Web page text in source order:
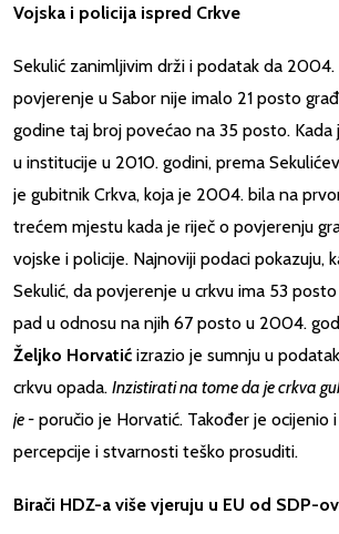
Vojska i policija ispred Crkve
Sekulić zanimljivim drži i podatak da 2004.
povjerenje u Sabor nije imalo 21 posto
godine taj broj povećao na 35 posto. Kada
u institucije u 2010. godini, prema
je gubitnik Crkva, koja je 2004. bila na
trećem mjestu kada je riječ o povjerenju
vojske i policije. Najnoviji podaci pokazuju,
Sekulić, da povjerenje u crkvu ima 53
pad u odnosu na njih 67 posto u 2004.
Željko Horvatić izrazio je sumnju u
crkvu opada. Inzistirati na tome da je crkva
je - poručio je Horvatić. Također je ocijenio
percepcije i stvarnosti teško prosuditi.
Birači HDZ-a više vjeruju u EU od SDP-